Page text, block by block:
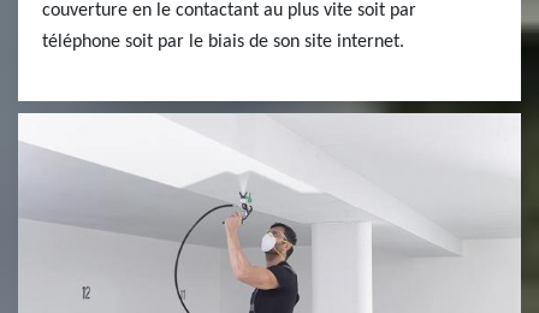
couverture en le contactant au plus vite soit par
téléphone soit par le biais de son site internet.